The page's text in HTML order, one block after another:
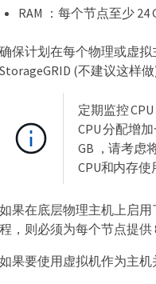
RAM ：每个节点至少 24
确保计划在每个物理或虚拟
StorageGRID (不建议这样
定期监控
CPU 分配增
GB ，请考虑
CPU和内存
如果在底层物理主机上启
程，则必须为每个节点提供
如果要使用虚拟机作为主机